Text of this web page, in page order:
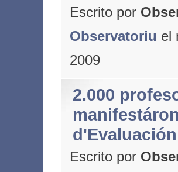
Escrito por
Observatoriu el
2009
2.000
d'Evaluación
Escrito por